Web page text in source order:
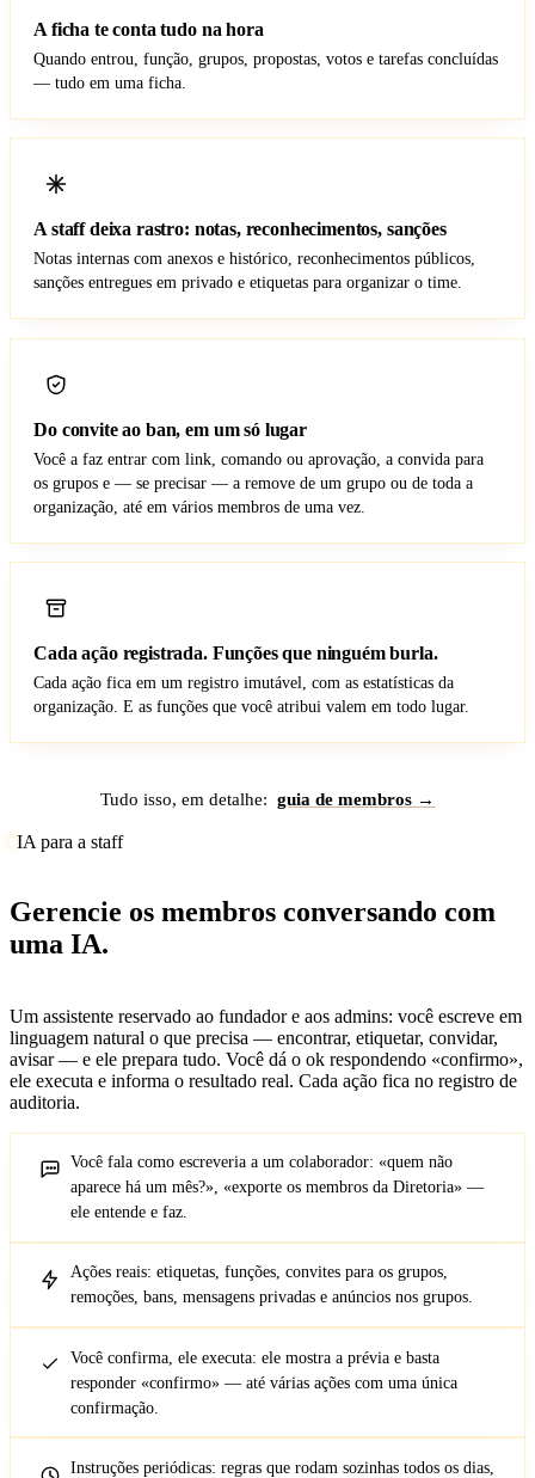
A ficha te conta tudo na hora
Quando entrou, função, grupos, propostas, votos e tarefas concluídas
— tudo em uma ficha.
A staff deixa rastro: notas, reconhecimentos, sanções
Notas internas com anexos e histórico, reconhecimentos públicos,
sanções entregues em privado e etiquetas para organizar o time.
Do convite ao ban, em um só lugar
Você a faz entrar com link, comando ou aprovação, a convida para
os grupos e — se precisar — a remove de um grupo ou de toda a
organização, até em vários membros de uma vez.
Cada ação registrada. Funções que ninguém burla.
Cada ação fica em um registro imutável, com as estatísticas da
organização. E as funções que você atribui valem em todo lugar.
Tudo isso, em detalhe: guia de membros →
IA para a staff
Gerencie os membros conversando com
uma IA.
Um assistente reservado ao fundador e aos admins: você escreve em
linguagem natural o que precisa — encontrar, etiquetar, convidar,
avisar — e ele prepara tudo. Você dá o ok respondendo «confirmo»,
ele executa e informa o resultado real. Cada ação fica no registro de
auditoria.
Você fala como escreveria a um colaborador: «quem não
aparece há um mês?», «exporte os membros da Diretoria» —
ele entende e faz.
Ações reais: etiquetas, funções, convites para os grupos,
remoções, bans, mensagens privadas e anúncios nos grupos.
Você confirma, ele executa: ele mostra a prévia e basta
responder «confirmo» — até várias ações com uma única
confirmação.
Instruções periódicas: regras que rodam sozinhas todos os dias,